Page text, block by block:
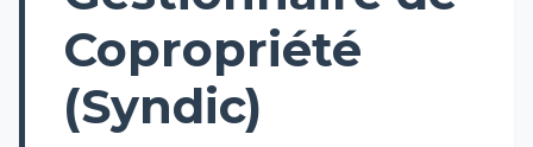
Copropriété
(Syndic)